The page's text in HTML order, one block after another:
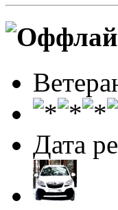
Дата